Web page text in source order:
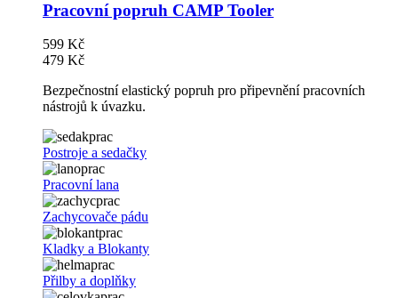
Pracovní popruh CAMP Tooler
599 Kč
479 Kč
Bezpečnostní elastický popruh pro připevnění pracovních
nástrojů k úvazku.
Postroje a sedačky
Pracovní lana
Zachycovače pádu
Kladky a Blokanty
Přilby a doplňky